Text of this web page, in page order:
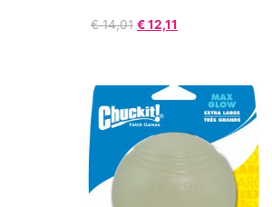
€14,01 €12,11